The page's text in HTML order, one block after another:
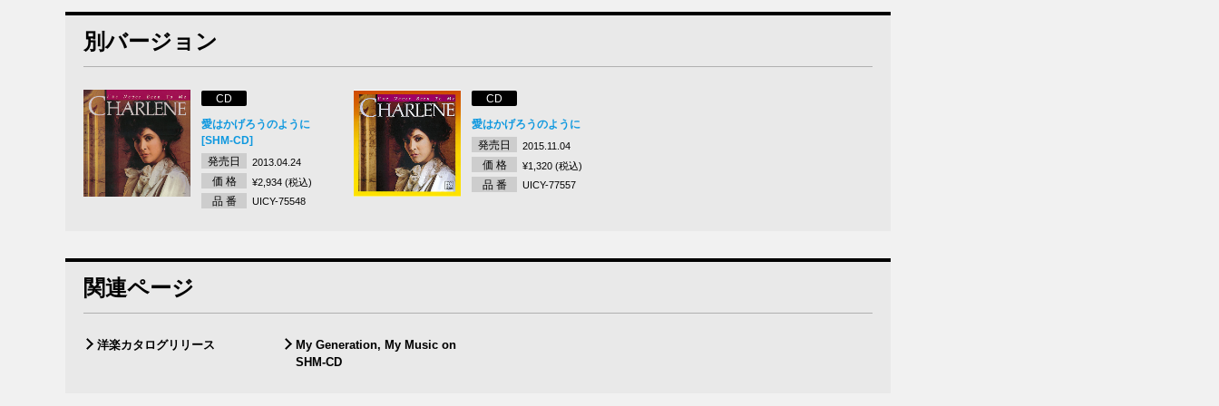
別バージョン
CD
愛はかげろうのように
[SHM-CD]
発売日
2013.04.24
価 格 ¥2,934 (税込)
品 番 UICY-75548
CD
愛はかげろうのように
発売日
2015.11.04
価 格 ¥1,320 (税込)
品 番 UICY-77557
関連ページ
洋楽カタログリリース
My Generation, My Music on
SHM-CD